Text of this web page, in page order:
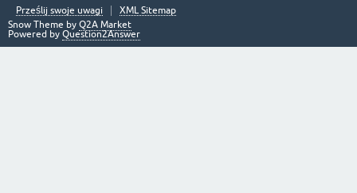
Prześlij swoje uwagi
XML Sitemap
Snow Theme by Q2A Market
Powered by Question2Answer